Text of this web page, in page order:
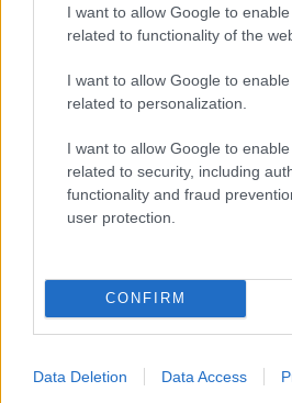
I want to allow Google to
related to functionality of the
I want to allow Google to
related to personalization.
I want to allow Google to
related to security, including
functionality and fraud
user protection.
CONFIRM
Data Deletion Data Access
“Contributo
nessuno dice sulla